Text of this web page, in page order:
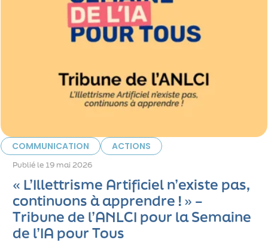
COMMUNICATION ACTIONS
Publié le 19 mai 2026
« L’Illettrisme Artificiel n’existe pas,
continuons à apprendre ! » –
Tribune de l’ANLCI pour la Semaine
de l’IA pour Tous